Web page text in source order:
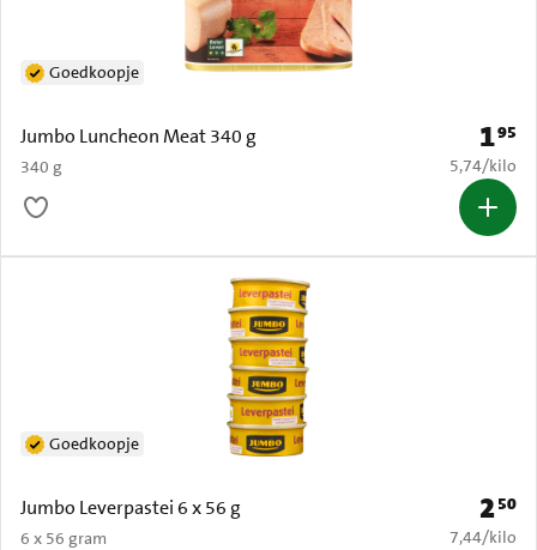
Jumbo Luncheon Meat 340 g
340 g
Goedkoopje
Prijs:
195
€ 5,74 per
5,74/kilo
Jumbo Leverpastei 6 x 56 g
6 x 56 gram
Goedkoopje
Prijs:
250
€ 7,44 per
7,44/kilo